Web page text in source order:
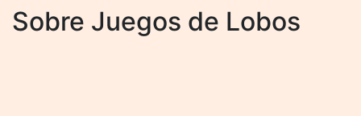
Sobre Juegos de Lobos